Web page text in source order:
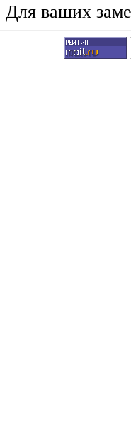
Для ваших